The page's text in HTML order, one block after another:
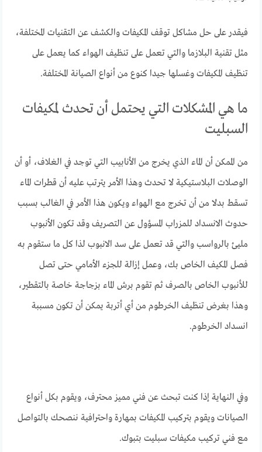
فيقدر على حل مشاكل توقف المكيفات والكشف عن التقنيات المختلفة،
مثل تقنية البلازما والتي تعمل على تنظيف الهواء كما يعمل على
تنظيف المكيفات وغسلها جيدا كنوع من أنواع الصيانة المختلفة.
ما هي المشكلات التي يحتمل أن تحدث لمكيفات
السبليت
من الممكن أن الماء الذي يخرج من الأنابيب التي توجد في الغلاف، أو أن
الوصلات البلاستيكية لا تحدث وهذا الأمر يترتب عليه أن قطرات الماء
تسقط بدلا من أن تخرج مع الهواء ويكون هذا الأمر في الغالب بسبب
حدوث الانسداد للمزراب المسؤول عن التصريف وقد تكون الأنبوب
مليئ بالرواسب والتي قد تعمل على سد الانبوب لذا كل ما ستقوم به
فصل المكيف الخاص بك، وعمل إزالة للجزء الأمامي حتى تصل
للأنبوب الخاص بالصرف ثم تقوم برش الماء بزجاجة خاصة بالتقطير،
وهذا بغرض تنظيف الخرطوم من أي أتربة يمكن أن تكون مسببة
انسداد الخرطوم.
وفي النهاية إذا كنت تبحث عن فني مميز محترف، ويقوم بكل أنواع
الصيانات ويقوم بتركيب المكيفات بمهارة واحترافية ننصحك بالتواصل
مع فني تركيب مكيفات سبليت بتبوك.